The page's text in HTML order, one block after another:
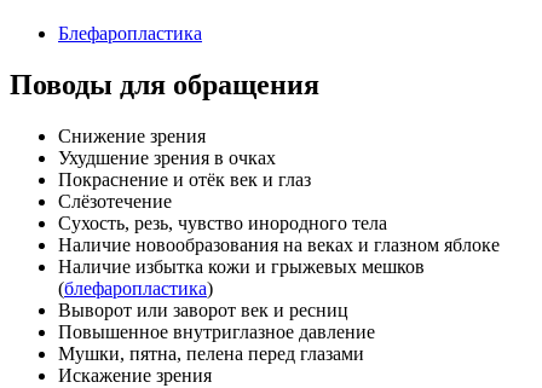
Блефаропластика
Поводы для обращения
Снижение зрения
Ухудшение зрения в очках
Покраснение и отёк век и глаз
Слёзотечение
Сухость, резь, чувство инородного тела
Наличие новообразования на веках и глазном яблоке
Наличие избытка кожи и грыжевых мешков
(блефаропластика)
Выворот или заворот век и ресниц
Повышенное внутриглазное давление
Мушки, пятна, пелена перед глазами
Искажение зрения